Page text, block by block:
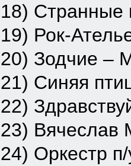
18) Странные
19) Рок-
20) Зодчие –
21) Синяя
22)
23) Вячеслав
24) Оркестр